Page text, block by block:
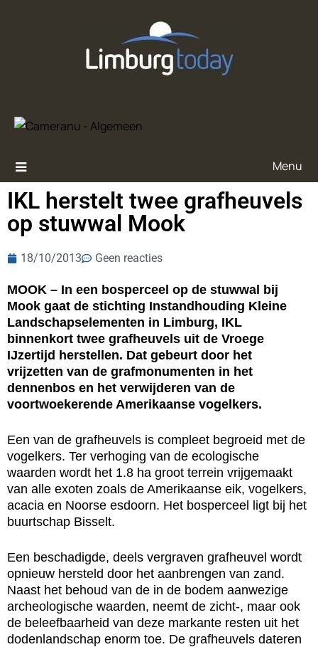
Menu
IKL herstelt twee grafheuvels
op stuwwal Mook
18/10/2013 Geen reacties
MOOK – In een bosperceel op de stuwwal bij
Mook gaat de stichting Instandhouding Kleine
Landschapselementen in Limburg, IKL
binnenkort twee grafheuvels uit de Vroege
IJzertijd herstellen. Dat gebeurt door het
vrijzetten van de grafmonumenten in het
dennenbos en het verwijderen van de
voortwoekerende Amerikaanse vogelkers.
Een van de grafheuvels is compleet begroeid met de
vogelkers. Ter verhoging van de ecologische
waarden wordt het 1.8 ha groot terrein vrijgemaakt
van alle exoten zoals de Amerikaanse eik, vogelkers,
acacia en Noorse esdoorn. Het bosperceel ligt bij het
buurtschap Bisselt.
Een beschadigde, deels vergraven grafheuvel wordt
opnieuw hersteld door het aanbrengen van zand.
Naast het behoud van de in de bodem aanwezige
archeologische waarden, neemt de zicht-, maar ook
de beleefbaarheid van deze markante resten uit het
dodenlandschap enorm toe. De grafheuvels dateren